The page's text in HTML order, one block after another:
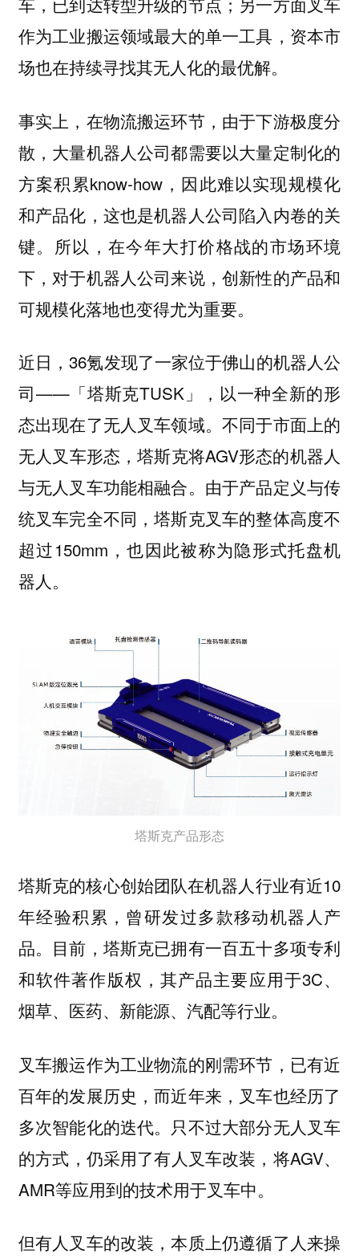
作为工业搬运领域最大的单一工具，资本市
场也在持续寻找其无人化的最优解。
事实上，在物流搬运环节，由于下游极度分
散，大量机器人公司都需要以大量定制化的
方案积累know-how，因此难以实现规模化
和产品化，这也是机器人公司陷入内卷的关
键。所以，在今年大打价格战的市场环境
下，对于机器人公司来说，创新性的产品和
可规模化落地也变得尤为重要。
近日，36氪发现了一家位于佛山的机器人公
司——「塔斯克TUSK」，以一种全新的形
态出现在了无人叉车领域。不同于市面上的
无人叉车形态，塔斯克将AGV形态的机器人
与无人叉车功能相融合。由于产品定义与传
统叉车完全不同，塔斯克叉车的整体高度不
超过150mm，也因此被称为隐形式托盘机
器人。
塔斯克产品形态
塔斯克的核心创始团队在机器人行业有近10
年经验积累，曾研发过多款移动机器人产
品。目前，塔斯克已拥有一百五十多项专利
和软件著作版权，其产品主要应用于3C、
烟草、医药、新能源、汽配等行业。
叉车搬运作为工业物流的刚需环节，已有近
百年的发展历史，而近年来，叉车也经历了
多次智能化的迭代。只不过大部分无人叉车
的方式，仍采用了有人叉车改装，将AGV、
AMR等应用到的技术用于叉车中。
但有人叉车的改装，本质上仍遵循了人来操